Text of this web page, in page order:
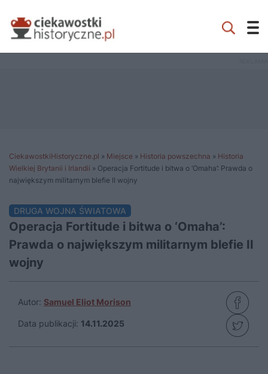
CiekawostkiHistoryczne.pl » Miejsce » Historia powszechna » Historia
Wielkiej Brytanii i Irlandii » Operacja Fortitude i bitwa o ‘Omaha’: Prawda o
największym militarnym blefie II wojny
DRUGA WOJNA ŚWIATOWA
Operacja Fortitude i bitwa o ‘Omaha’:
Prawda o największym militarnym blefie II
wojny
Autor: Samuel Eliot Morison
Data publikacji: 14.11.2025